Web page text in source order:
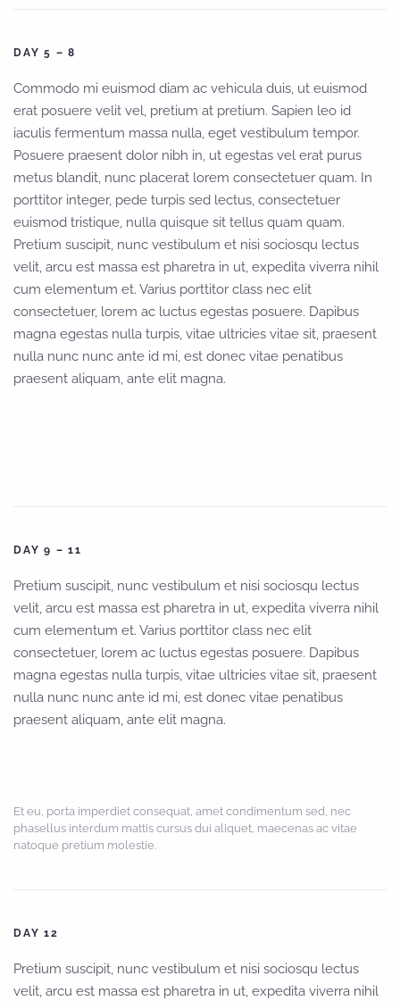
DAY 5 – 8
Commodo mi euismod diam ac vehicula duis, ut euismod
erat posuere velit vel, pretium at pretium. Sapien leo id
iaculis fermentum massa nulla, eget vestibulum tempor.
Posuere praesent dolor nibh in, ut egestas vel erat purus
metus blandit, nunc placerat lorem consectetuer quam. In
porttitor integer, pede turpis sed lectus, consectetuer
euismod tristique, nulla quisque sit tellus quam quam.
Pretium suscipit, nunc vestibulum et nisi sociosqu lectus
velit, arcu est massa est pharetra in ut, expedita viverra nihil
cum elementum et. Varius porttitor class nec elit
consectetuer, lorem ac luctus egestas posuere. Dapibus
magna egestas nulla turpis, vitae ultricies vitae sit, praesent
nulla nunc nunc ante id mi, est donec vitae penatibus
praesent aliquam, ante elit magna.
DAY 9 – 11
Pretium suscipit, nunc vestibulum et nisi sociosqu lectus
velit, arcu est massa est pharetra in ut, expedita viverra nihil
cum elementum et. Varius porttitor class nec elit
consectetuer, lorem ac luctus egestas posuere. Dapibus
magna egestas nulla turpis, vitae ultricies vitae sit, praesent
nulla nunc nunc ante id mi, est donec vitae penatibus
praesent aliquam, ante elit magna.
Et eu, porta imperdiet consequat, amet condimentum sed, nec
phasellus interdum mattis cursus dui aliquet, maecenas ac vitae
natoque pretium molestie.
DAY 12
Pretium suscipit, nunc vestibulum et nisi sociosqu lectus
velit, arcu est massa est pharetra in ut, expedita viverra nihil